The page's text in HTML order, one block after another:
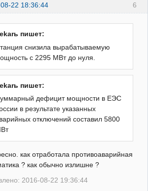
6
22 18:36:44
пишет:
снизила вырабатываемую
с 2295 МВт до нуля.
пишет:
дефицит мощности в ЕЭС
в результате указанных
отключений составил 5800
как отработала противоаварийная
? как обычно излишне ?
2016-08-22 19:36:44